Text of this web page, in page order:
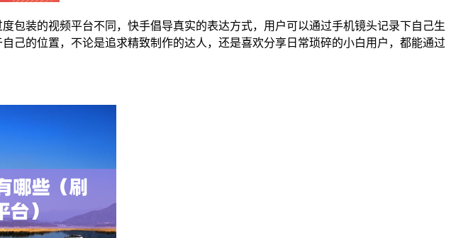
包装的视频平台不同，快手倡导真实的表达方式，用户可以通过手机镜头记录下自己生
己的位置，不论是追求精致制作的达人，还是喜欢分享日常琐碎的小白用户，都能通过